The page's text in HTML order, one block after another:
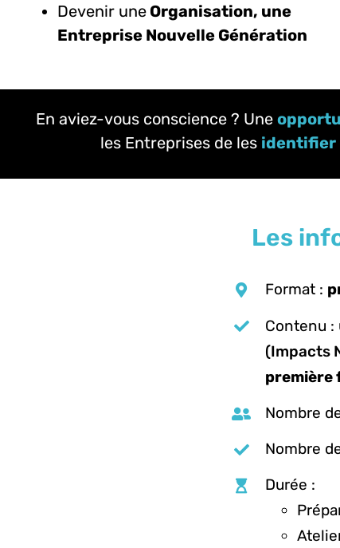
Devenir uneOrganisation, une
Entreprise Nouvelle Génération
En aviez-vous conscience ? Une
les Entreprises de les identifier
Les
Format :
Contenu :
(Impacts
première
Nombre
Nombre
Durée :